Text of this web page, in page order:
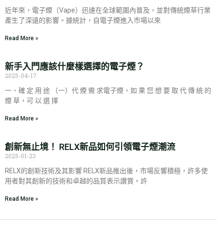
近年來，電子煙（Vape）迅速在全球範圍內普及，並對傳統煙草行業
產生了深遠的影響。據統計，自電子煙進入市場以來
Read More »
新手入門應該什麼樣選擇的電子煙？
2025-04-17
一、確 定 用 途 （一）代 煙 需 求電子煙，如 果 您 想 要 取 代 傳 統 的
煙 草，可 以 選 擇
Read More »
創新無止境！ RELX新品如何引領電子煙潮流
2025-01-23
RELX的創新技術及其影響 RELX新品推出後，市場反響積極，許多使
用者對其創新的技術和卓越的品質表示讚賞。許
Read More »